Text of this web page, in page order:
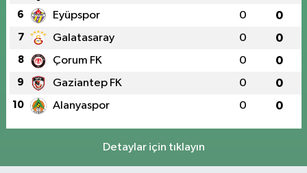
6 Eyüpspor 0 0
7 Galatasaray 0 0
8 Çorum FK 0 0
9 Gaziantep FK 0 0
10 Alanyaspor 0 0
Detaylar için tıklayın